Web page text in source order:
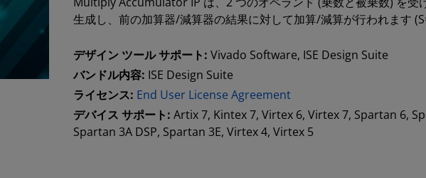
生成し、前の加算器/減算器の結果に対して加算/減算が行われます
デザイン ツール サポート:Vivado Software, ISE Design Suite
バンドル内容: ISE Design Suite
ライセンス: End User License Agreement
デバイス サポート:Artix 7, Kintex 7, Virtex 6, Virtex 7, Spartan 6,
Spartan 3A DSP, Spartan 3E, Virtex 4, Virtex 5